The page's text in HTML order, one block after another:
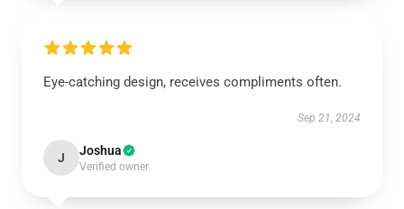
Eye-catching design, receives compliments often.
Sep 21, 2024
J Joshua
Verified owner